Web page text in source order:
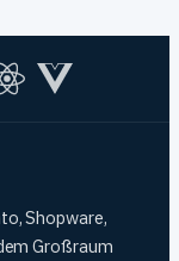
Shopware,
Großraum